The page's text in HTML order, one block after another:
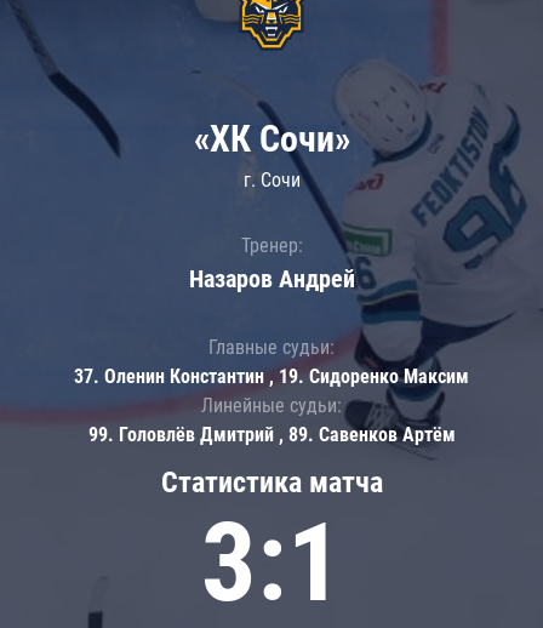
Статистика матча
3:1
«ХК Сочи»
г. Сочи
Тренер:
Назаров Андрей
Главные судьи:
37. Оленин Константин , 19. Сидоренко Максим
Линейные судьи:
99. Головлёв Дмитрий , 89. Савенков Артём